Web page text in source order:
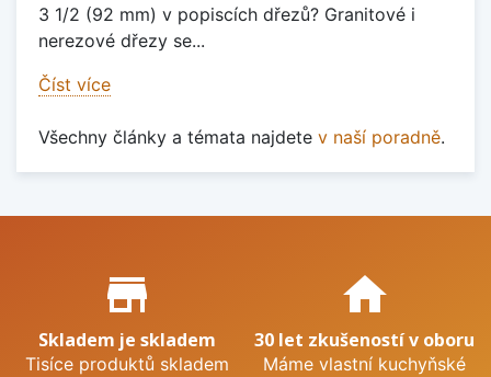
3 1/2 (92 mm) v popiscích dřezů? Granitové i
nerezové dřezy se...
Číst více
Všechny články a témata najdete v naší poradně.
Proč nakupovat u nás?
store_mall_directory
Skladem je skladem
Tisíce produktů skladem
home
30 let zkušeností v oboru
Máme vlastní kuchyňské